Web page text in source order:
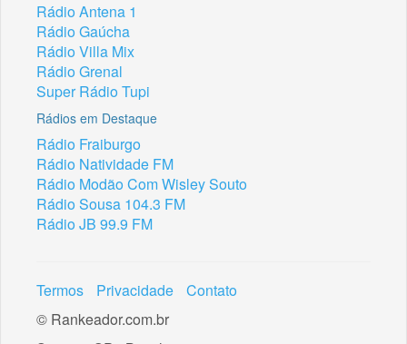
Rádio Antena 1
Rádio Gaúcha
Rádio Villa Mix
Rádio Grenal
Super Rádio Tupi
Rádios em Destaque
Rádio Fraiburgo
Rádio Natividade FM
Rádio Modão Com Wisley Souto
Rádio Sousa 104.3 FM
Rádio JB 99.9 FM
Termos Privacidade
Contato
© Rankeador.com.br